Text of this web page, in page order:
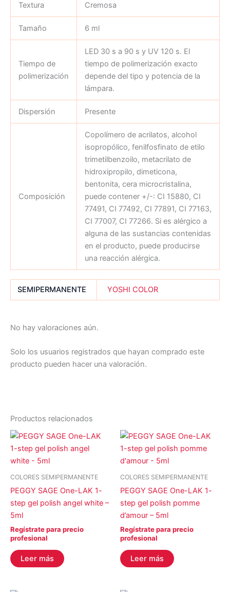
Textura Cremosa
Tamaño 6 ml
Tiempo de
polimerización
LED 30 s a 90 s y UV 120 s. El
tiempo de polimerización exacto
depende del tipo y potencia de la
lámpara.
Dispersión Presente
Composición
Copolímero de acrilatos, alcohol
isopropólico, fenilfosfinato de etilo
trimetilbenzoilo, metacrilato de
hidroxipropilo, dimeticona,
bentonita, cera microcristalina,
puede contener +/-: CI 15880, CI
77491, CI 77492, CI 77891, CI 77163,
CI 77007, CI 77266. Si es alérgico a
alguna de las sustancias contenidas
en el producto, puede producirse
una reacción alérgica.
SEMIPERMANENTE YOSHI COLOR
No hay valoraciones aún.
Solo los usuarios registrados que hayan comprado este
producto pueden hacer una valoración.
Productos relacionados
COLORES SEMIPERMANENTE
PEGGY SAGE One-LAK 1-
step gel polish angel white –
5ml
Regístrate para precio
profesional
Leer más
COLORES SEMIPERMANENTE
PEGGY SAGE One-LAK 1-
step gel polish pomme
d’amour – 5ml
Regístrate para precio
profesional
Leer más